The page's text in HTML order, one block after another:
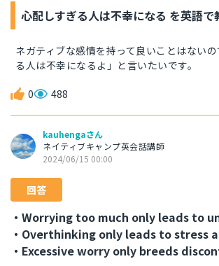
心配しすぎる人は不幸になる を英語で
ネガティブな感情を持って良いことはない
る人は不幸になるよ」と言いたいです。
0 488
kauhengaさん
ネイティブキャンプ英会話講師
2024/06/15 00:00
回答
・Worrying too much only leads to
・Overthinking only leads to stress
・Excessive worry only breeds